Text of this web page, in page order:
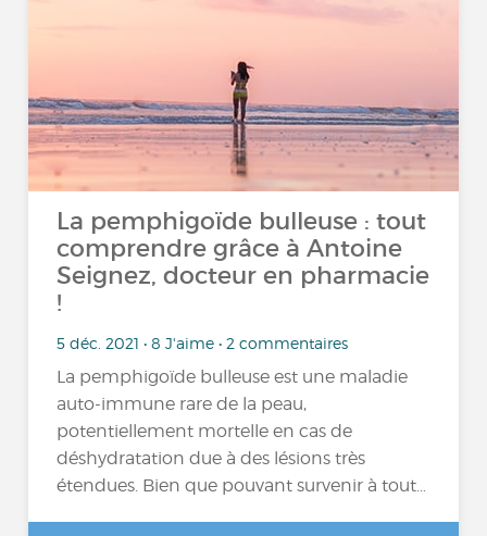
La pemphigoïde bulleuse : tout
comprendre grâce à Antoine
Seignez, docteur en pharmacie
!
5 déc. 2021 • 8 J'aime • 2 commentaires
La pemphigoïde bulleuse est une maladie
auto-immune rare de la peau,
potentiellement mortelle en cas de
déshydratation due à des lésions très
étendues. Bien que pouvant survenir à tout…